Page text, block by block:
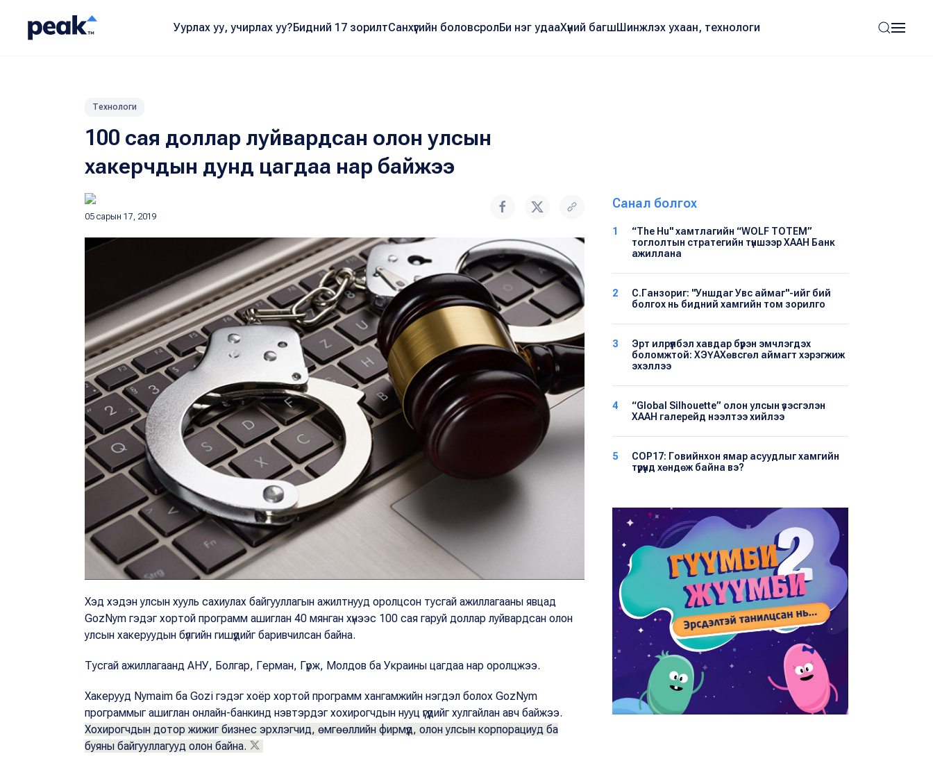
Уурлах уу, учирлах уу?Бидний 17 зорилтСанхүүгийн боловсролБи нэг удааХүний багшШинжлэх ухаан, технологи
Технологи
100 сая доллар луйвардсан олон улсын
хакерчдын дунд цагдаа нар байжээ
05 сарын 17, 2019
Хэд хэдэн улсын хууль сахиулах байгууллагын ажилтнууд оролцсон тусгай ажиллагааны явцад
GozNym гэдэг хортой программ ашиглан 40 мянган хүнээс 100 сая гаруй доллар луйвардсан олон
улсын хакеруудын бүлгийн гишүүдийг баривчилсан байна.
Тусгай ажиллагаанд АНУ, Болгар, Герман, Гүрж, Молдов ба Украины цагдаа нар оролцжээ.
Хакерууд Nymaim ба Gozi гэдэг хоёр хортой программ хангамжийн нэгдэл болох GozNym
программыг ашиглан онлайн-банкинд нэвтэрдэг хохирогчдын нууц үгүүдийг хулгайлан авч байжээ.
Хохирогчдын дотор жижиг бизнес эрхлэгчид, өмгөөллийн фирмүүд, олон улсын корпорациуд ба
буяны байгууллагууд олон байна.
Санал болгох
1
“The Hu" хамтлагийн “WOLF TOTEM”
тоглолтын стратегийн түншээр ХААН Банк
ажиллана
2
С.Ганзориг: "Уншдаг Увс аймаг"-ийг бий
болгох нь бидний хамгийн том зорилго
3
Эрт илрүүлбэл хавдар бүрэн эмчлэгдэх
боломжтой: ХЭҮА​Хөвсгөл аймагт хэрэгжиж
эхэллээ
4
“Global Silhouette” олон улсын үзэсгэлэн
ХААН галерейд нээлтээ хийлээ
5
COP17: Говийнхон ямар асуудлыг хамгийн
түрүүнд хөндөж байна вэ?